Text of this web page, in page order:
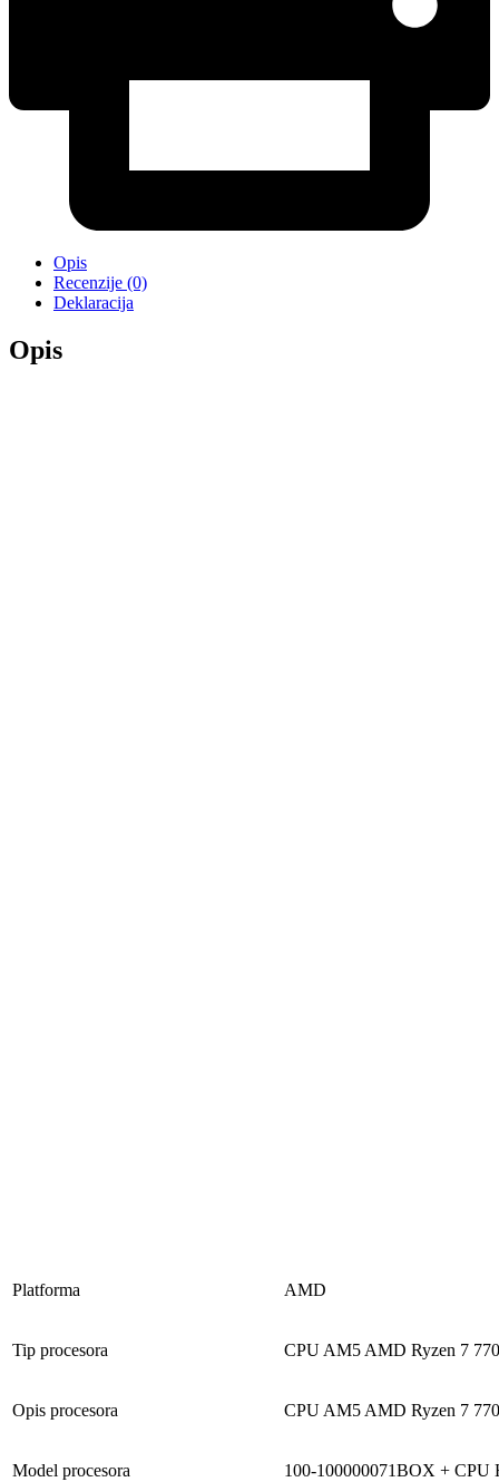
Opis
Recenzije (0)
Deklaracija
Opis
Platforma AMD
Tip procesora CPU AM5 AMD Ryzen 7
Opis procesora CPU AM5 AMD Ryzen 7
Model procesora 100-100000071BOX + CPU